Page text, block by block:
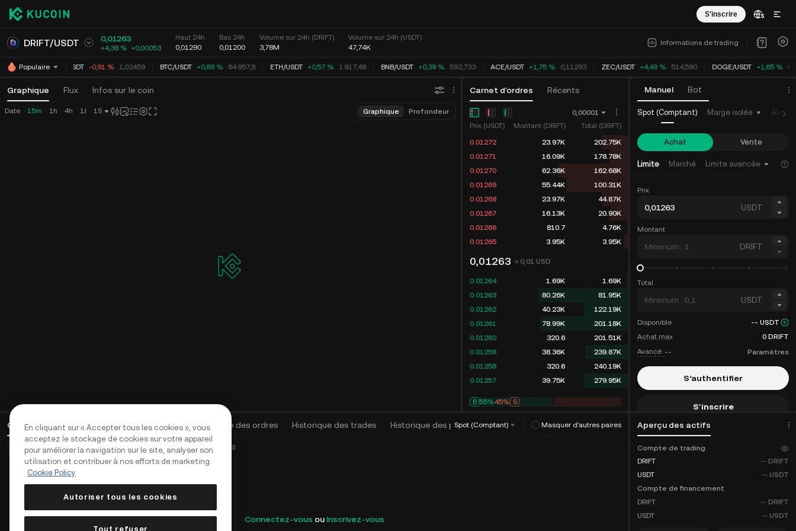
S'inscrire
DRIFT/USDT 0,01263
+4,38 % +0,00053
Haut 24h
0,01290
Bas 24h
0,01200
Volume sur 24h (DRIFT)
3,78M
Volume sur 24h (USDT)
47,74K
Informations de trading
Populaire XRP USDT -0,91 % 1,02459 BTC/USDT +0,89 % 64 957,8 ETH/USDT +0,57 % 1 917,48 BNB/USDT +0,39 % 592,733 ACE/USDT +1,75 % 0,11293 ZEC/USDT +4,49 % 514,580 DOGE/USDT +1,65 %
Graphique Flux Infos sur le coin Carnet d'ordres Récents
Ordres ouverts ( 0) Positions (0) Actifs Historique des ordres Historique des trades Historique des positions Algorithme de trading(0)
Spot (Comptant) Masquer d’autres paires
Manuel Bot
Aperçu des actifs
Date 15m 1h 4h 1J 1S Graphique Profondeur
0,00001
Prix (USDT)
Montant (DRIFT)
Total (DRIFT)
0.01272
23.97K
202.75K
0.01271
16.09K
178.78K
0.01270
62.36K
162.68K
0.01269
55.44K
100.31K
0.01268
23.97K
44.87K
0.01267
16.13K
20.90K
0.01266
810.7
4.76K
0.01265
3.95K 3.95K
0,01263 ≈ 0,01 USD
0.01264 1.69K
1.69K
0.01263
80.26K
81.95K
0.01262
40.23K
122.19K
0.01261
78.99K
201.18K
0.01260
320.6
201.51K
0.01259
38.36K
239.87K
0.01258
320.6
240.19K
0.01257
39.75K 279.95K
B 55%45% S
Ordres de base (0) Ordres avancés (0) Ordres TWAP (0)
Connectez-vous ou Inscrivez-vous
Spot (Comptant) Marge isolée Alpha
Achat Vente
Limite Marché Limite avancée
Prix
USDT
Montant
DRIFT
Total
USDT
Disponible -- USDT
Achat max
0 DRIFT
Avancé :-- Paramètres
S’authentifier
S'inscrire
Compte de trading
DRIFT
-- DRIFT
USDT
-- USDT
Compte de financement
DRIFT
-- DRIFT
USDT
-- USDT
En cliquant sur « Accepter tous les cookies », vous
acceptez le stockage de cookies sur votre appareil
pour améliorer la navigation sur le site, analyser son
utilisation et contribuer à nos efforts de marketing.
Cookie Policy
Autoriser tous les cookies
Tout refuser